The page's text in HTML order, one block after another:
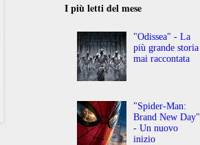
I più letti del mese
"Odissea" - La
più grande storia
mai raccontata
"Spider-Man:
Brand New Day"
- Un nuovo
inizio